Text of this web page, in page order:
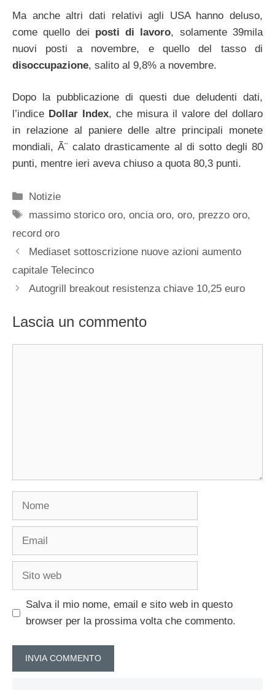
Ma anche altri dati relativi agli USA hanno deluso,
come quello dei posti di lavoro, solamente 39mila
nuovi posti a novembre, e quello del tasso di
disoccupazione, salito al 9,8% a novembre.
Dopo la pubblicazione di questi due deludenti dati,
l’indice Dollar Index, che misura il valore del dollaro
in relazione al paniere delle altre principali monete
mondiali, Ã¨ calato drasticamente al di sotto degli 80
punti, mentre ieri aveva chiuso a quota 80,3 punti.
Categorie
Notizie
Tag
massimo storico oro,oncia oro,oro, prezzo oro,
record oro
Mediaset sottoscrizione nuove azioni aumento
capitale Telecinco
Autogrill breakout resistenza chiave 10,25 euro
Lascia un commento
Nome
Email
Sito
Salva il mio nome, email e sito web in questo
browser per la prossima volta che commento.